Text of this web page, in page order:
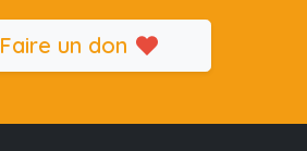
Faire un don